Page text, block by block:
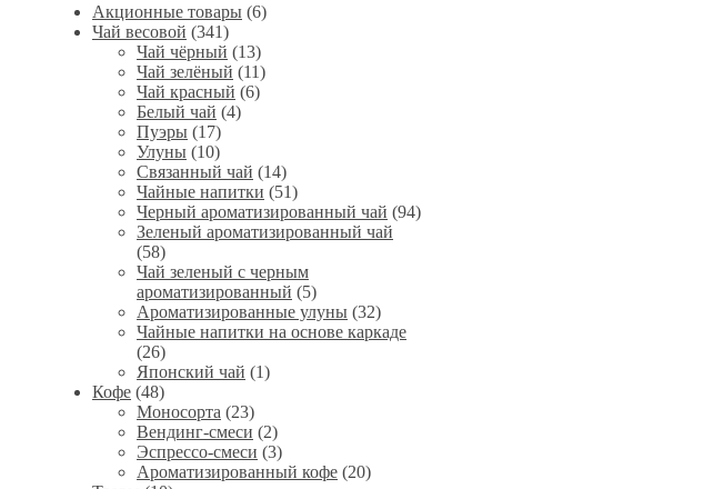
Акционные товары (6)
Чай весовой (341)
Чай чёрный (13)
Чай зелёный (11)
Чай красный (6)
Белый чай (4)
Пуэры (17)
Улуны (10)
Связанный чай (14)
Чайные напитки (51)
Черный ароматизированный чай (94)
Зеленый ароматизированный чай
(58)
Чай зеленый с черным
ароматизированный (5)
Ароматизированные улуны (32)
Чайные напитки на основе каркаде
(26)
Японский чай (1)
Кофе (48)
Моносорта (23)
Вендинг-смеси (2)
Эспрессо-смеси (3)
Ароматизированный кофе (20)